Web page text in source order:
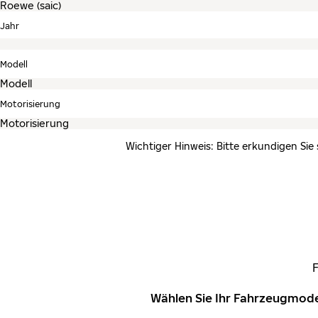
Jahr
Modell
Motorisierung
Wichtiger Hinweis: Bitte erkundigen
Wählen Sie Ihr